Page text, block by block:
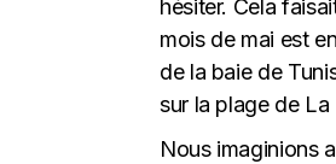
hésiter. Cela
mois de mai est
de la baie de
sur la plage de
Nous imaginions